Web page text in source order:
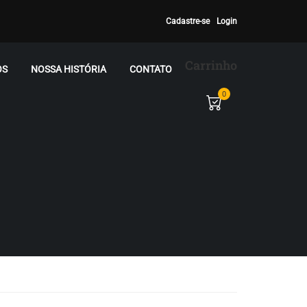
Cadastre-se Login
NOSSA HISTÓRIA CONTATO Carrinho
0